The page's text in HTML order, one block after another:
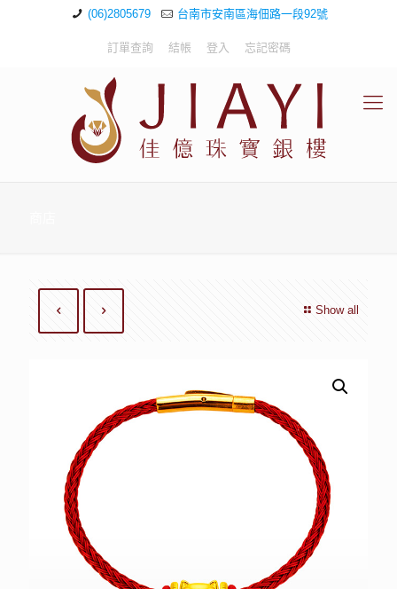
(06)2805679 台南市安南區海佃路一段92號
訂單查詢 結帳 登入 忘記密碼
Show all